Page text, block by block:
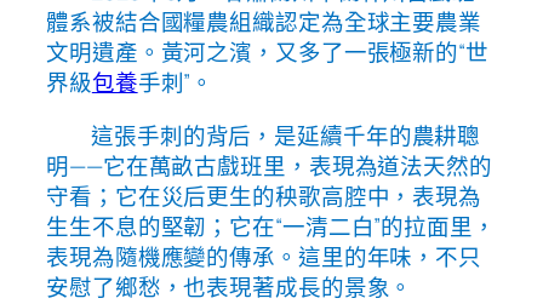
體系被結合國糧農組織認定為全球主要農業
文明遺產。黃河之濱，又多了一張極新的“世
界級包養手刺”。
這張手刺的背后，是延續千年的農耕聰
明——它在萬畝古戲班里，表現為道法天然的
守看；它在災后更生的秧歌高腔中，表現為
生生不息的堅韌；它在“一清二白”的拉面里，
表現為隨機應變的傳承。這里的年味，不只
安慰了鄉愁，也表現著成長的景象。